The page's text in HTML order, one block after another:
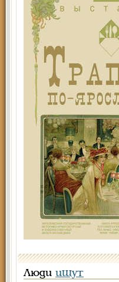
Люди ищут